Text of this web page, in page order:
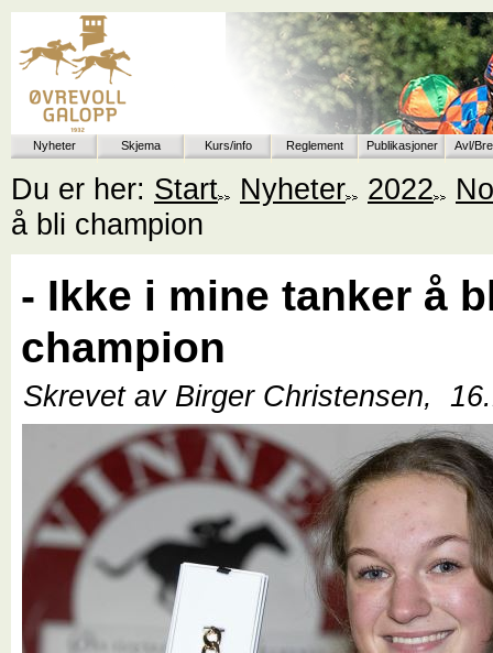
Nyheter Skjema Kurs/info Reglement Publikasjoner Avl/
Du er her: Start Nyheter 2022
å bli champion
- Ikke i mine tanker å
champion
Skrevet av Birger Christensen,